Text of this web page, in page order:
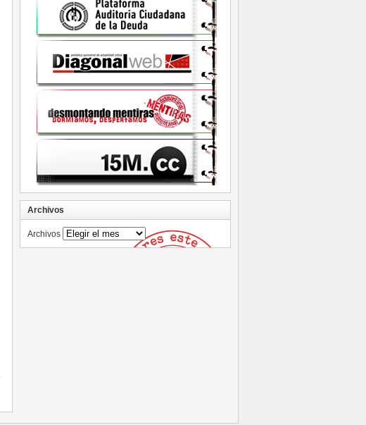
Archivos
Archivos